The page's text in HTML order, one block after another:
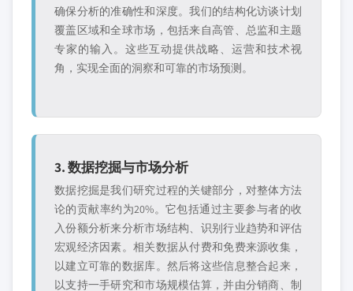
确保分析的准确性和深度。我们的结构化访谈计划
覆盖区域和全球市场，包括来自高管、总监和主题
专家的输入。这些互动提供战略、运营和技术视
角，实现全面的洞察和可靠的市场预测。
3. 数据挖掘与市场分析
数据挖掘是我们研究过程的关键部分，对整体方法
论的贡献率约为20%。它包括通过主要参与者的收
入份额分析来分析市场结构、识别行业趋势和评估
宏观经济因素。相关数据从付费和免费来源收集，
以建立可靠的数据库。然后将这些信息整合起来，
以支持一手研究和市场规模估算，并由分销商、制